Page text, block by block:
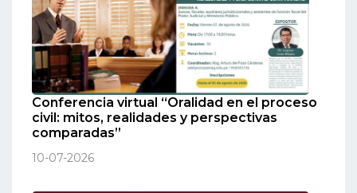
Conferencia virtual “Oralidad en el proceso
civil: mitos, realidades y perspectivas
comparadas”
10-07-2026